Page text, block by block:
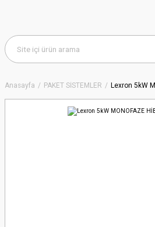
Anasayfa PAKET SİSTEMLER Lexron 5kW